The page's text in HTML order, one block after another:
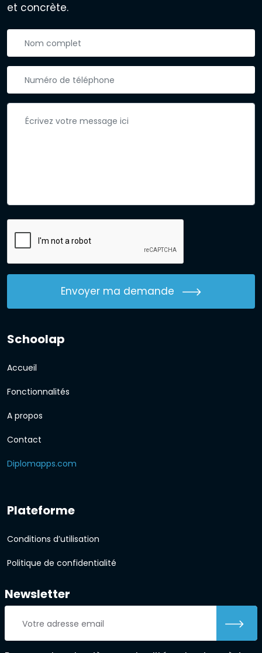
et concrète.
Envoyer ma demande
Schoolap
Accueil
Fonctionnalités
A propos
Contact
Diplomapps.com
Plateforme
Conditions d’utilisation
Politique de confidentialité
Newsletter